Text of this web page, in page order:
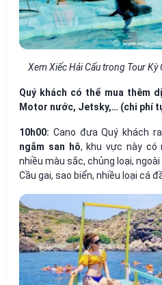
Xem Xiếc Hải Cẩu trong Tour Kỳ
Quý khách có thể mua thêm
Motor nước, Jetsky,… (chi phí
10h00: Cano đưa Quý khách
ngắm san hô, khu vực này có
nhiều màu sắc, chủng loại,
Cầu gai, sao biển, nhiều loại cá